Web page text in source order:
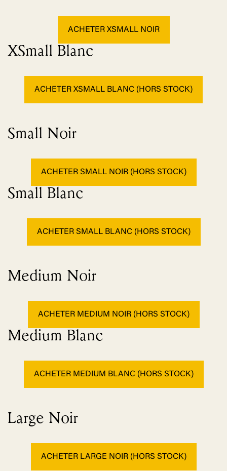
ACHETER XSMALL NOIR
XSmall Blanc
ACHETER XSMALL BLANC (HORS STOCK)
Small Noir
ACHETER SMALL NOIR (HORS STOCK)
Small Blanc
ACHETER SMALL BLANC (HORS STOCK)
Medium Noir
ACHETER MEDIUM NOIR (HORS STOCK)
Medium Blanc
ACHETER MEDIUM BLANC (HORS STOCK)
Large Noir
ACHETER LARGE NOIR (HORS STOCK)